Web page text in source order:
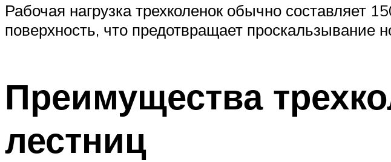
Рабочая нагрузка трехколенок обычно составляет
поверхность, что предотвращает проскальзывание
Преимущества
лестниц